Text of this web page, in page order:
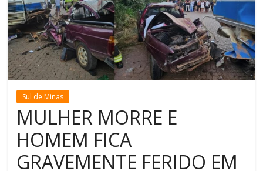
de
Minas
Sul de Minas
MULHER MORRE E
HOMEM FICA
GRAVEMENTE FERIDO EM